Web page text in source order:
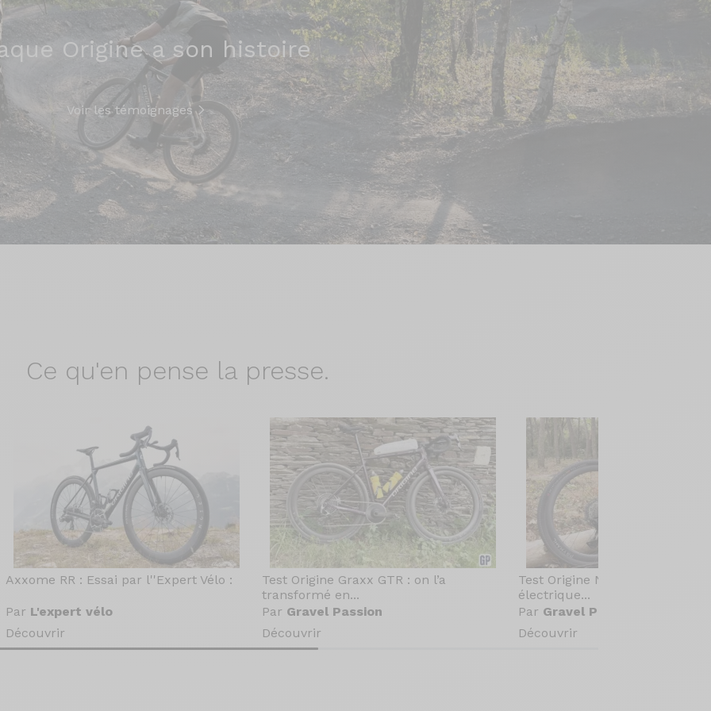
Origine a son histoire
Voir les témoignages
Ce qu'en pense la presse.
Axxome RR : Essai par l''Expert Vélo :
Par L'expert vélo
Découvrir
Test Origine Graxx GTR : on l’a
transformé en...
Par Gravel Passion
Découvrir
Test Origine Newton[e] GR : le
électrique...
Par Gravel Passion
Découvrir